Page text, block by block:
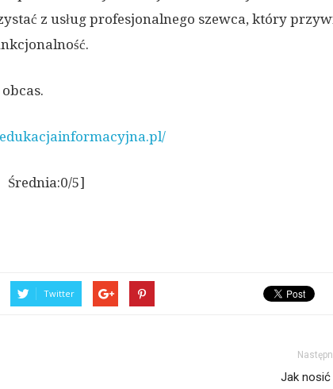
z usług profesjonalnego szewca, który
Średnia:0/5]
Twitter
Jak nosić